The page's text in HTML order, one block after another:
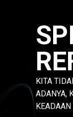
KITA
ADANYA,
KEADAAN